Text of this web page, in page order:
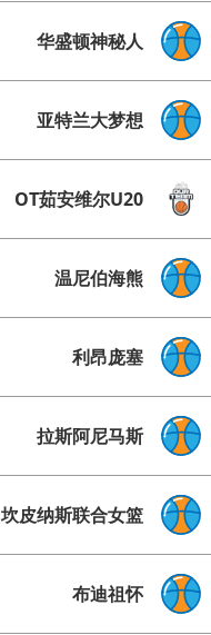
华盛顿神秘人
亚特兰大梦想
OT茹安维尔U20
温尼伯海熊
利昂庞塞
拉斯阿尼马斯
坎皮纳斯联合女篮
布迪祖怀